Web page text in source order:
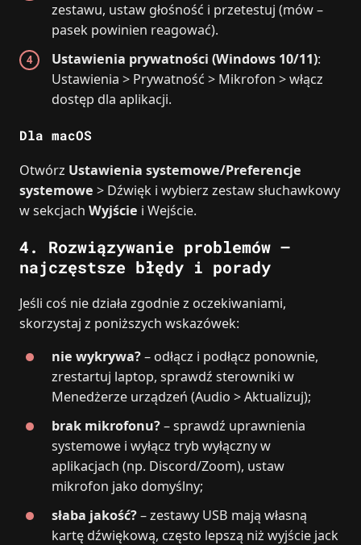
zestawu, ustaw głośność i przetestuj (mów –
pasek powinien reagować).
Ustawienia prywatności (Windows 10/11):
Ustawienia > Prywatność > Mikrofon > włącz
dostęp dla aplikacji.
Dla macOS
Otwórz Ustawienia systemowe/Preferencje
systemowe > Dźwięk i wybierz zestaw słuchawkowy
w sekcjach Wyjście i Wejście.
4. Rozwiązywanie problemów –
najczęstsze błędy i porady
Jeśli coś nie działa zgodnie z oczekiwaniami,
skorzystaj z poniższych wskazówek:
nie wykrywa?– odłącz i podłącz ponownie,
zrestartuj laptop, sprawdź sterowniki w
Menedżerze urządzeń (Audio > Aktualizuj);
brak mikrofonu?– sprawdź uprawnienia
systemowe i wyłącz tryb wyłączny w
aplikacjach (np. Discord/Zoom), ustaw
mikrofon jako domyślny;
słaba jakość?– zestawy USB mają własną
kartę dźwiękową, często lepszą niż wyjście jack